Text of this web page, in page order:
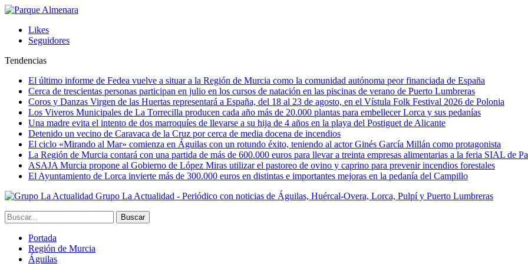
Likes
Seguidores
Tendencias
El último informe de Fedea vuelve a situar a la Región de Murcia como la comunidad autónoma peor financiada de España
Cerca de trescientas personas participan en julio en los cursos de natación en las piscinas de verano de Puerto Lumbreras
Coros y Danzas Virgen de las Huertas representará a España, del 18 al 23 de agosto, en el Vístula Folk Festival 2026 de Polonia
Los Viveros Municipales de La Torrecilla producen cada año más de 20.000 plantas para embellecer Lorca y sus pedanías
Una madre evita el intento de dos marroquíes de llevarse a su hija de 4 años en la playa del Postiguet de Alicante
Detenido un vecino de Caravaca de la Cruz por cerca de media docena de incendios
El ciclo «Mirando al Mar» comienza en Águilas con un rotundo éxito, teniendo al actor Ginés García Millán como protagonista
La Región de Murcia contará con una partida de más de 600.000 euros para llevar a treinta empresas alimentarias a la feria SIAL de
ASAJA Murcia propone al Gobierno de López Miras utilizar el pastoreo de ovino y caprino para prevenir incendios forestales
El Ayuntamiento de Lorca invierte más de 300.000 euros en distintas e importantes mejoras en la pedanía del Campillo
Grupo La Actualidad - Periódico con noticias de Águilas, Huércal-Overa, Lorca, Pulpí y Puerto Lumbreras
Portada
Región de Murcia
Águilas